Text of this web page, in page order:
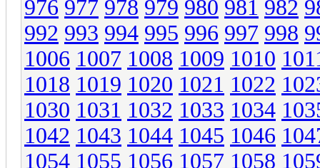
976 977 978 979 980 981 982
992 993 994 995 996 997 998
1006 1007 1008 1009 1010
1018 1019 1020 1021 1022
1030 1031 1032 1033 1034
1042 1043 1044 1045 1046
1054 1055 1056 1057 1058